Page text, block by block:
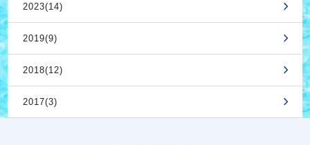
2023(14)
2019(9)
2018(12)
2017(3)